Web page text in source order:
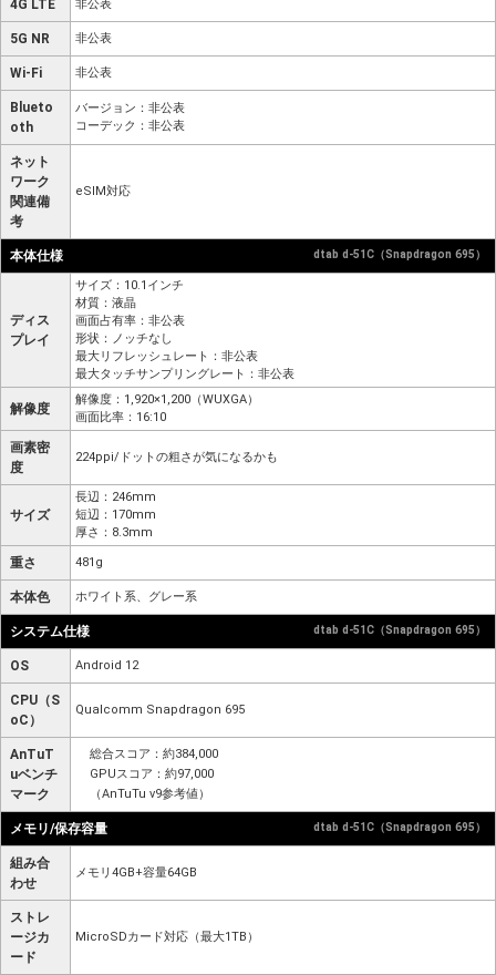
4G LTE 非公表
5G NR 非公表
Wi-Fi 非公表
Blueto
oth
バージョン：非公表
コーデック：非公表
ネット
ワーク
関連備
考
eSIM対応
本体仕様 dtab d-51C（Snapdragon 695）
ディス
プレイ
サイズ：10.1インチ
材質：液晶
画面占有率：非公表
形状：ノッチなし
最大リフレッシュレート：非公表
最大タッチサンプリングレート：非公表
解像度
解像度：1,920×1,200（WUXGA）
画面比率：16:10
画素密
度
224ppi/ドットの粗さが気になるかも
サイズ
長辺：246mm
短辺：170mm
厚さ：8.3mm
重さ 481g
本体色 ホワイト系、グレー系
システム仕様 dtab d-51C（Snapdragon 695）
OS Android 12
CPU（S
oC）
Qualcomm Snapdragon 695
AnTuT
uベンチ
マーク
総合スコア：約384,000
GPUスコア：約97,000
（AnTuTu v9参考値）
メモリ/保存容量 dtab d-51C（Snapdragon 695）
組み合
わせ
メモリ4GB+容量64GB
ストレ
ージカ
ード
MicroSDカード対応（最大1TB）